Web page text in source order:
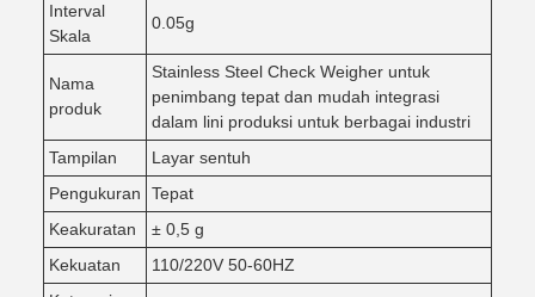
Interval
Skala
0.05g
Nama
produk
Stainless Steel Check Weigher untuk
penimbang tepat dan mudah integrasi
dalam lini produksi untuk berbagai industri
Tampilan
Layar sentuh
Pengukuran
Tepat
Keakuratan
± 0,5 g
Kekuatan
110/220V 50-60HZ